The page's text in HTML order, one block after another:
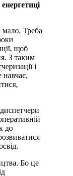
мало. Треба
щоб
З таким
і
навчає,
до
Бо це